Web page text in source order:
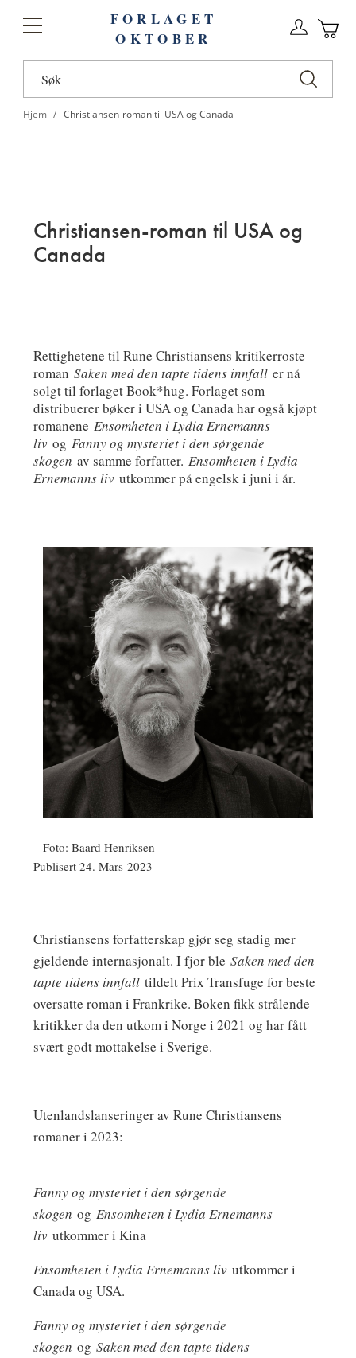
Toggle
FORLAGET
OKTOBER
Hjem Christiansen-roman til USA og Canada
Christiansen-roman til USA og
Canada
Rettighetene til Rune Christiansens kritikerroste
roman Saken med den tapte tidens innfaller nå
solgt til forlaget Book*hug. Forlaget som
distribuerer bøker i USA og Canada har også kjøpt
romanene Ensomheten i Lydia Ernemanns
liv og Fanny og mysteriet i den sørgende
skogen av samme forfatter. Ensomheten i Lydia
Ernemanns livutkommer på engelsk i juni i år.
Foto: Baard Henriksen
Publisert 24. Mars 2023
Christiansens forfatterskap gjør seg stadig mer
gjeldende internasjonalt. I fjor ble Saken med den
tapte tidens innfalltildelt Prix Transfuge for beste
oversatte roman i Frankrike. Boken fikk strålende
kritikker da den utkom i Norge i 2021 og har fått
svært godt mottakelse i Sverige.
Utenlandslanseringer av Rune Christiansens
romaner i 2023:
Fanny og mysteriet i den sørgende
skogen og Ensomheten i Lydia Ernemanns
liv utkommer i Kina
Ensomheten i Lydia Ernemanns livutkommer i
Canada og USA.
Fanny og mysteriet i den sørgende
skogen og Saken med den tapte tidens